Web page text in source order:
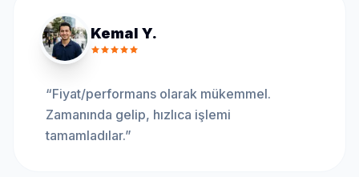
Kemal Y.
“Fiyat/performans olarak mükemmel.
Zamanında gelip, hızlıca işlemi
tamamladılar.”